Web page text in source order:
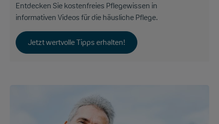
Entdecken Sie kostenfreies Pflegewissen in
informativen Videos für die häusliche Pflege.
Jetzt wertvolle Tipps erhalten!